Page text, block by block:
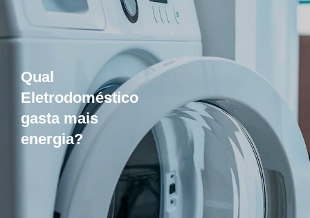
Qual
Eletrodoméstico
gasta mais
energia?